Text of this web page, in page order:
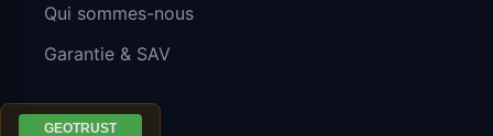
Qui sommes-nous
Garantie & SAV